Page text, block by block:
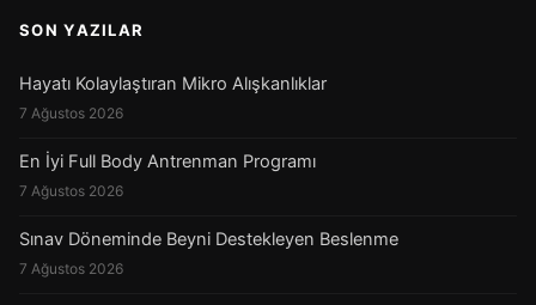
SON YAZILAR
Hayatı Kolaylaştıran Mikro Alışkanlıklar
7 Ağustos 2026
En İyi Full Body Antrenman Programı
7 Ağustos 2026
Sınav Döneminde Beyni Destekleyen Beslenme
7 Ağustos 2026